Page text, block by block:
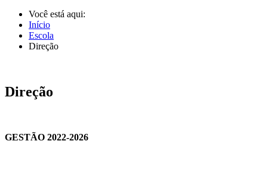
Você está aqui:
Início
Escola
Direção
Direção
GESTÃO 2022-2026